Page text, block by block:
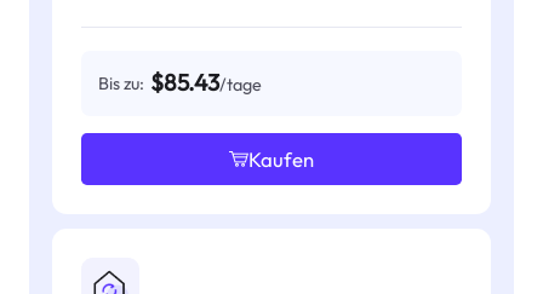
Bis zu: $85.43/tage
Kaufen